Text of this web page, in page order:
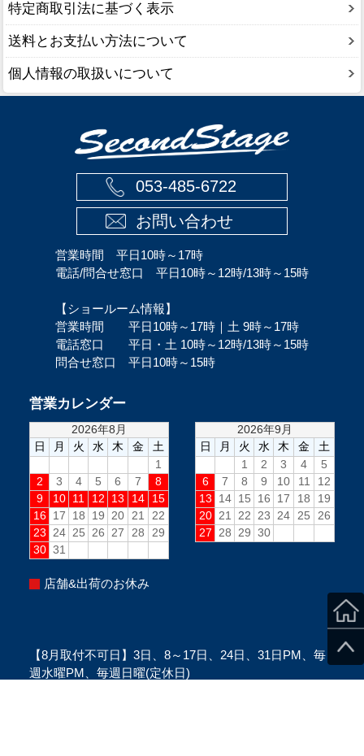
特定商取引法に基づく表示
送料とお支払い方法について
個人情報の取扱いについて
053-485-6722
お問い合わせ
営業時間 平日10時～17時
電話/問合せ窓口 平日10時～12時/13時～15時
【ショールーム情報】
営業時間 平日10時～17時｜土 9時～17時
電話窓口 平日・土 10時～12時/13時～15時
問合せ窓口 平日10時～15時
営業カレンダー
店舗&出荷のお休み
【8月取付不可日】3日、8～17日、24日、31日PM、毎
週水曜PM、毎週日曜(定休日)